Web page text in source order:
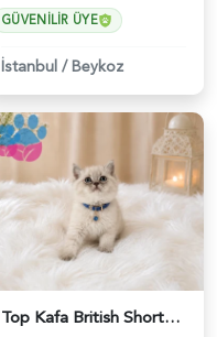
GÜVENILIR ÜYE
İstanbul /Beykoz
Top Kafa British Shorthair Blue Point Yakışıklımız - 4641